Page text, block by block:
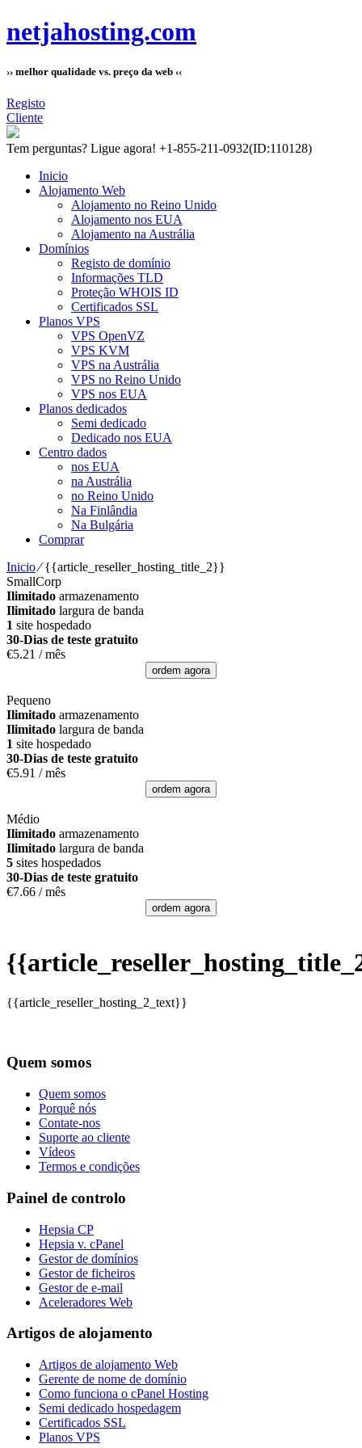
netjahosting.com
›› melhor qualidade vs. preço da web ‹‹
Registo
Cliente
Tem perguntas? Ligue agora! +1-855-211-0932(ID:110128)
Inicio
Alojamento Web
Alojamento no Reino Unido
Alojamento nos EUA
Alojamento na Austrália
Domínios
Registo de domínio
Informações TLD
Proteção WHOIS ID
Certificados SSL
Planos VPS
VPS OpenVZ
VPS KVM
VPS na Austrália
VPS no Reino Unido
VPS nos EUA
Planos dedicados
Semi dedicado
Dedicado nos EUA
Centro dados
nos EUA
na Austrália
no Reino Unido
Na Finlândia
Na Bulgária
Comprar
Inicio⁄{{article_reseller_hosting_title_2}}
SmallCorp
Ilimitado armazenamento
Ilimitado largura de banda
1 site hospedado
30-Dias de teste gratuito
€5.21 / mês
ordem agora
Pequeno
Ilimitado armazenamento
Ilimitado largura de banda
1 site hospedado
30-Dias de teste gratuito
€5.91 / mês
ordem agora
Médio
Ilimitado armazenamento
Ilimitado largura de banda
5 sites hospedados
30-Dias de teste gratuito
€7.66 / mês
ordem agora
{{article_reseller_hosting_2_text}}
Quem somos
Quem somos
Porquê nós
Contate-nos
Suporte ao cliente
Vídeos
Termos e condições
Painel de controlo
Hepsia CP
Hepsia v. cPanel
Gestor de domínios
Gestor de ficheiros
Gestor de e-mail
Aceleradores Web
Artigos de alojamento
Artigos de alojamento Web
Gerente de nome de domínio
Como funciona o cPanel Hosting
Semi dedicado hospedagem
Certificados SSL
Planos VPS